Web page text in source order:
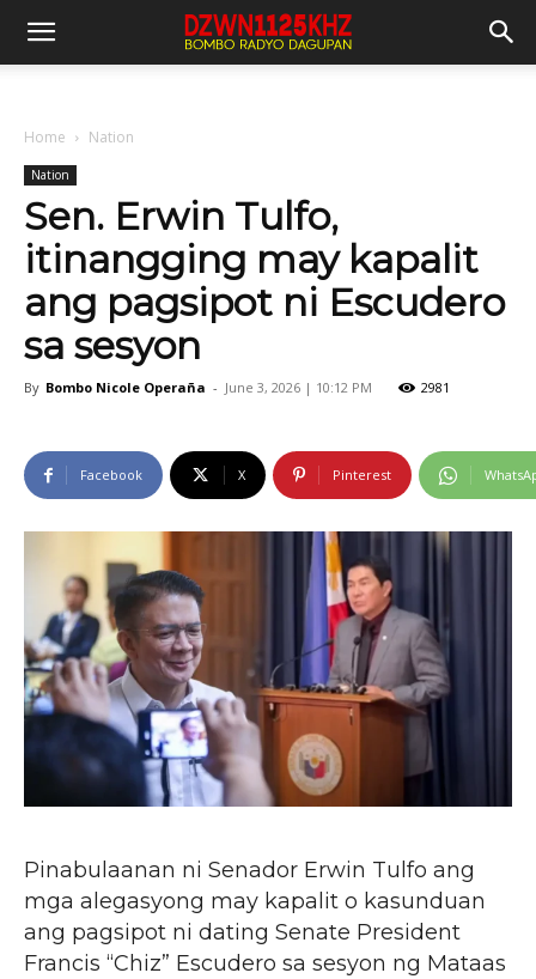
Home Nation
Nation
Sen. Erwin Tulfo,
itinangging may kapalit
ang pagsipot ni Escudero
sa sesyon
By Bombo Nicole Operaña - June 3, 2026 | 10:12 PM 2981
Facebook X Pinterest
Pinabulaanan ni Senador Erwin Tulfo ang
mga alegasyong may kapalit o kasunduan
ang pagsipot ni dating Senate President
Francis “Chiz” Escudero sa sesyon ng Mataas